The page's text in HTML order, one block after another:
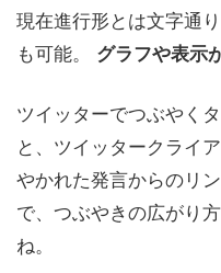
現在進行形とは文字通
も可能。 グラフや表示
ツイッターでつぶやく
と、ツイッタークライ
やかれた発言からのリ
で、つぶやきの広がり
ね。